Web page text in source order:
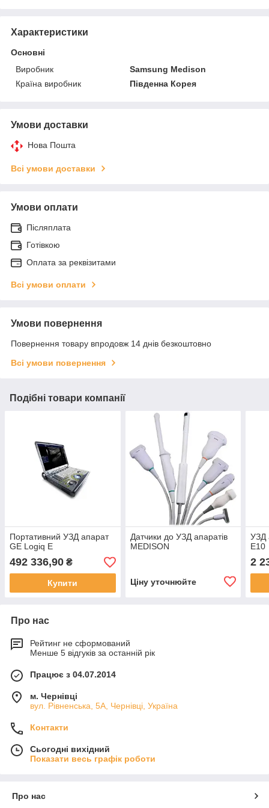
Характеристики
Основні
Виробник
Samsung Medison
Країна виробник
Південна Корея
Умови доставки
Нова Пошта
Всі умови доставки
Умови оплати
Післяплата
Готівкою
Оплата за реквізитами
Всі умови оплати
Умови повернення
Повернення товару впродовж 14 днів безкоштовно
Всі умови повернення
Подібні товари компанії
Портативний УЗД апарат
GE Logiq E
492 336,90 ₴
Купити
Датчики до УЗД апаратів
MEDISON
Ціну уточнюйте
УЗД
E10
2
Про нас
Рейтинг не сформований
Менше 5 відгуків за останній рік
Працює з 04.07.2014
м. Чернівці
вул. Рівненська, 5А, Чернівці, Україна
Контакти
Сьогодні вихідний
Показати весь графік роботи
Про нас